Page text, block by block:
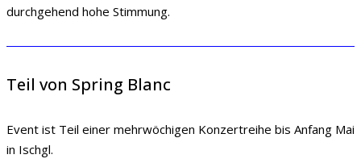
durchgehend hohe Stimmung.
Teil von Spring Blanc
Event ist Teil einer mehrwöchigen Konzertreihe bis Anfang Mai
in Ischgl.